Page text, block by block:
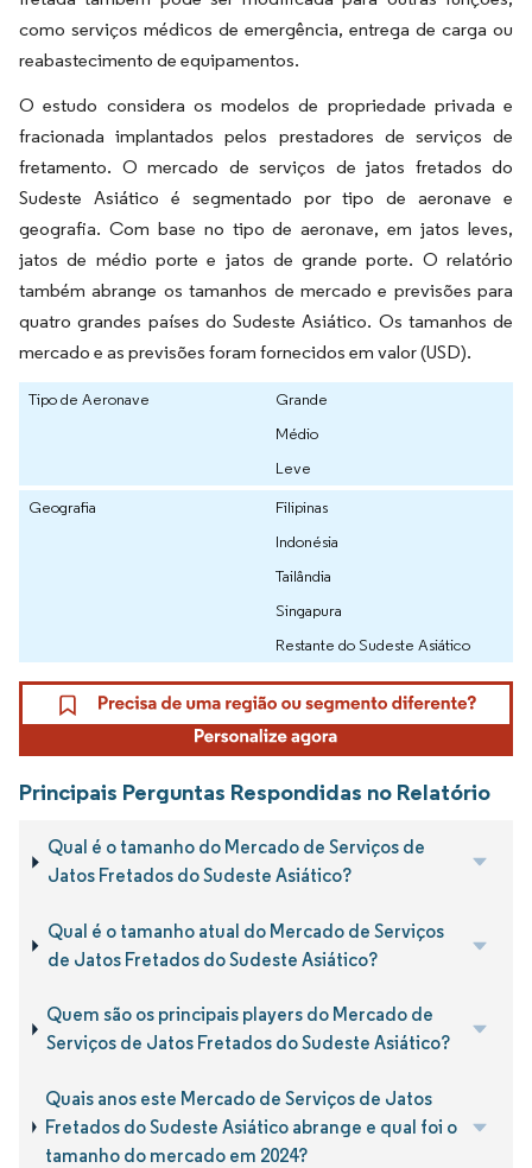
como serviços médicos de emergência, entrega de carga ou
reabastecimento de equipamentos.
O estudo considera os modelos de propriedade privada e
fracionada implantados pelos prestadores de serviços de
fretamento. O mercado de serviços de jatos fretados do
Sudeste Asiático é segmentado por tipo de aeronave e
geografia. Com base no tipo de aeronave, em jatos leves,
jatos de médio porte e jatos de grande porte. O relatório
também abrange os tamanhos de mercado e previsões para
quatro grandes países do Sudeste Asiático. Os tamanhos de
mercado e as previsões foram fornecidos em valor (USD).
Tipo de Aeronave
Grande
Médio
Leve
Geografia
Filipinas
Indonésia
Tailândia
Singapura
Restante do Sudeste Asiático
Principais Perguntas Respondidas no Relatório
Qual é o tamanho do Mercado de Serviços de
Jatos Fretados do Sudeste Asiático?
Qual é o tamanho atual do Mercado de Serviços
de Jatos Fretados do Sudeste Asiático?
Quem são os principais players do Mercado de
Serviços de Jatos Fretados do Sudeste Asiático?
Quais anos este Mercado de Serviços de Jatos
Fretados do Sudeste Asiático abrange e qual foi o
tamanho do mercado em 2024?